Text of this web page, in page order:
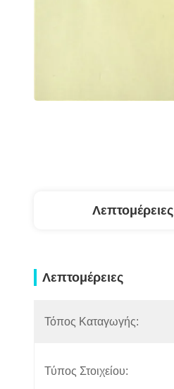
Λεπτομέρειες
Λεπτομέρειες
Τόπος Καταγωγής:
Τύπος Στοιχείου: